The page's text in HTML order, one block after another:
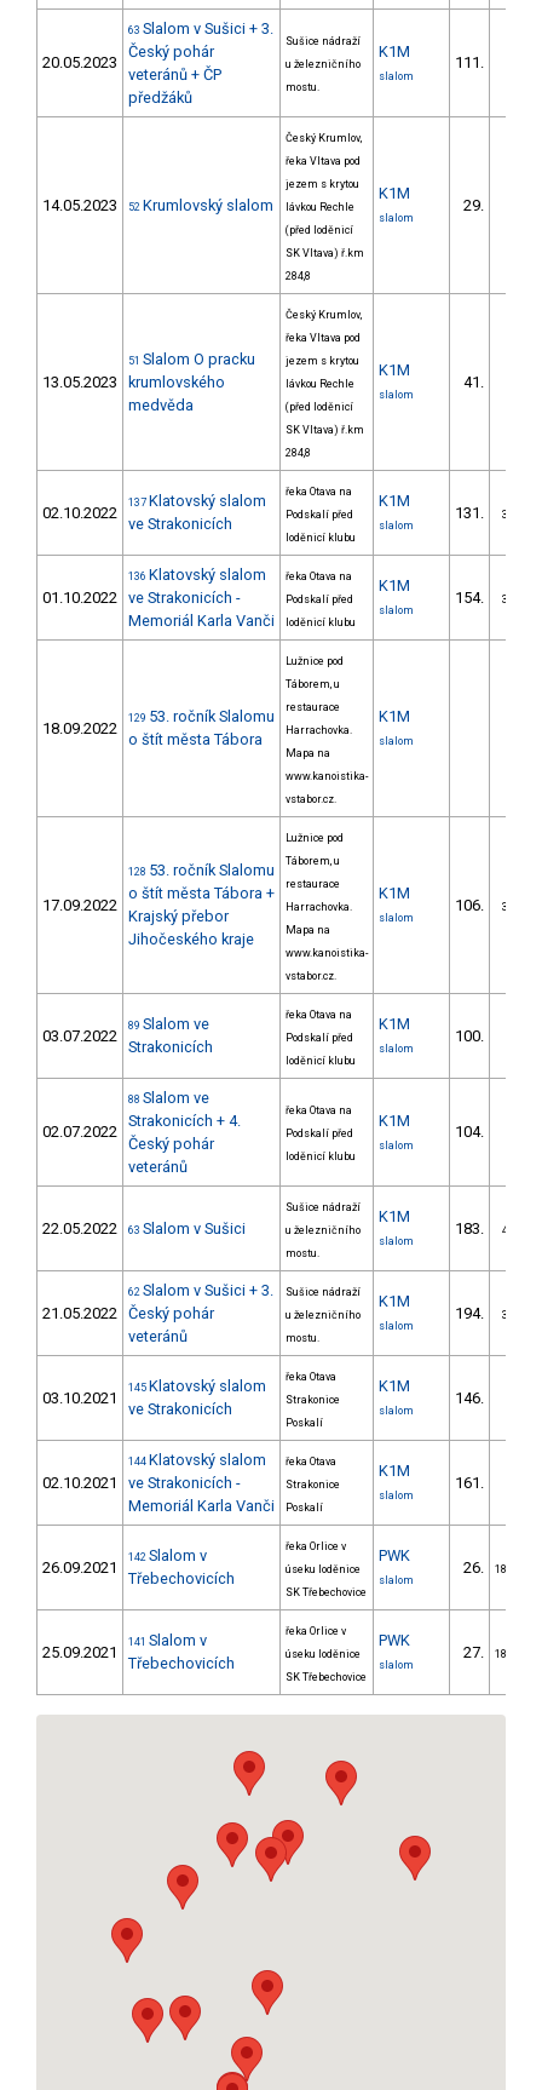
20.05.2023
63 Slalom v Sušici + 3.
Český pohár
veteránů + ČP
předžáků
Sušice nádraží
u železničního
mostu.
K1M
slalom
111.
14.05.2023 52 Krumlovský slalom
Český Krumlov,
řeka Vltava pod
jezem s krytou
lávkou Rechle
(před loděnicí
SK Vltava) ř.km
284,8
K1M
slalom
29.
13.05.2023
51 Slalom O pracku
krumlovského
medvěda
Český Krumlov,
řeka Vltava pod
jezem s krytou
lávkou Rechle
(před loděnicí
SK Vltava) ř.km
284,8
K1M
slalom
41.
02.10.2022
137 Klatovský slalom
ve Strakonicích
řeka Otava na
Podskalí před
loděnicí klubu
K1M
slalom
131. 30/ZM
01.10.2022
136 Klatovský slalom
ve Strakonicích -
Memoriál Karla Vanči
řeka Otava na
Podskalí před
loděnicí klubu
K1M
slalom
154. 33/ZM
18.09.2022
129 53. ročník Slalomu
o štít města Tábora
Lužnice pod
Táborem, u
restaurace
Harrachovka.
Mapa na
www.kanoistika-
vstabor.cz.
K1M
slalom
17.09.2022
128 53. ročník Slalomu
o štít města Tábora +
Krajský přebor
Jihočeského kraje
Lužnice pod
Táborem, u
restaurace
Harrachovka.
Mapa na
www.kanoistika-
vstabor.cz.
K1M
slalom
106. 35/ZM
03.07.2022
89 Slalom ve
Strakonicích
řeka Otava na
Podskalí před
loděnicí klubu
K1M
slalom
100.
02.07.2022
88 Slalom ve
Strakonicích + 4.
Český pohár
veteránů
řeka Otava na
Podskalí před
loděnicí klubu
K1M
slalom
104.
22.05.2022 63 Slalom v Sušici
Sušice nádraží
u železničního
mostu.
K1M
slalom
183. 40/ZM
21.05.2022
62 Slalom v Sušici + 3.
Český pohár
veteránů
Sušice nádraží
u železničního
mostu.
K1M
slalom
194. 38/ZM
03.10.2021
145 Klatovský slalom
ve Strakonicích
řeka Otava
Strakonice
Poskalí
K1M
slalom
146.
02.10.2021
144 Klatovský slalom
ve Strakonicích -
Memoriál Karla Vanči
řeka Otava
Strakonice
Poskalí
K1M
slalom
161.
26.09.2021
142 Slalom v
Třebechovicích
řeka Orlice v
úseku loděnice
SK Třebechovice
PWK
slalom
26. 18/PZM
25.09.2021
141 Slalom v
Třebechovicích
řeka Orlice v
úseku loděnice
SK Třebechovice
PWK
slalom
27. 18/PZM